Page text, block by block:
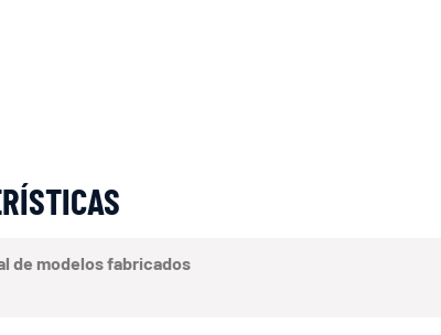
de modelos fabricados